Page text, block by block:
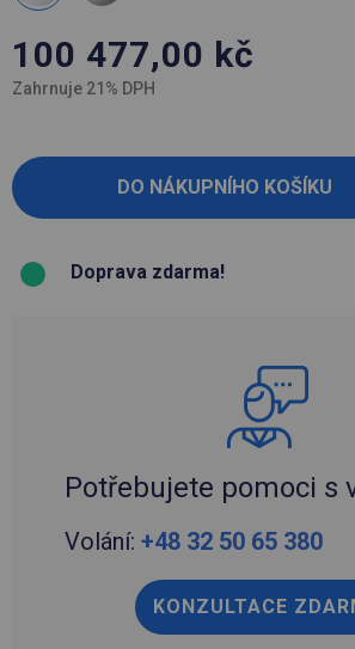
100 477,00 kč
Zahrnuje 21% DPH
Doprava zdarma!
Potřebujete pomoci s
Volání: +48 32 50 65 380
KONZULTACE